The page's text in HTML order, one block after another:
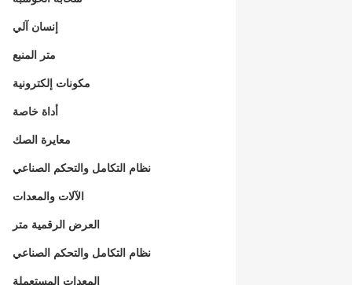
إنسان آلي
متر المنبع
مكونات إلكترونية
أداة خاصة
معايرة الصك
نظام التكامل والتحكم الصناعي
الآلات والمعدات
العرض الرقمية متر
نظام التكامل والتحكم الصناعي
المعدات المستعملة